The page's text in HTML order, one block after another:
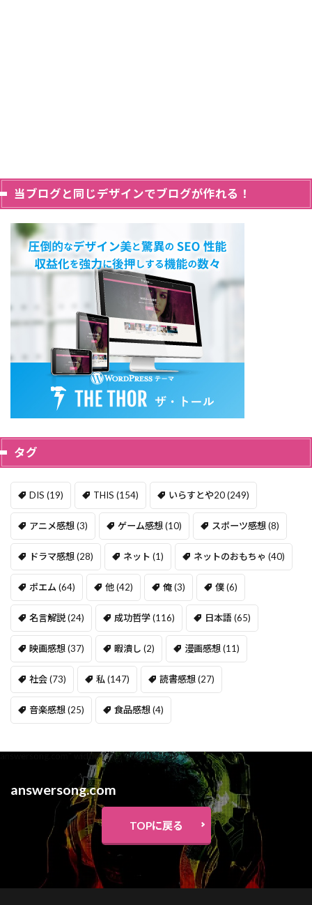
当ブログと同じデザインでブログが作れる！
タグ
DIS (19) THIS (154) いらすとや20(249)
アニメ感想(3) ゲーム感想(10) スポーツ感想(8)
ドラマ感想(28) ネット (1) ネットのおもちゃ (40)
ポエム (64) 他(42) 俺(3) 僕(6)
名言解説(24) 成功哲学(116) 日本語(65)
映画感想(37) 暇潰し (2) 漫画感想(11)
社会(73) 私 (147) 読書感想(27)
音楽感想(25) 食品感想(4)
answersong.com" width="768" height="542" >
answersong.com
TOPに戻る